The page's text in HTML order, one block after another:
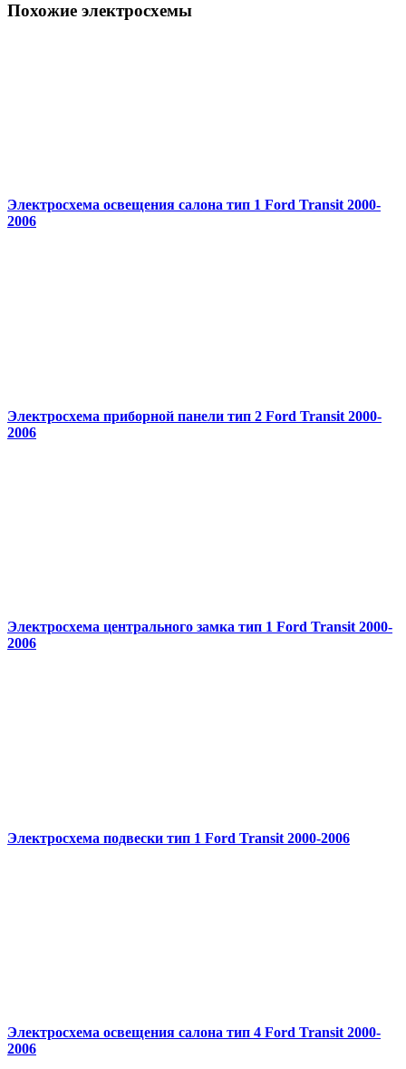
Похожие электросхемы
Электросхема освещения салона тип 1 Ford Transit 2000-
2006
Электросхема приборной панели тип 2 Ford Transit 2000-
2006
Электросхема центрального замка тип 1 Ford Transit 2000-
2006
Электросхема подвески тип 1 Ford Transit 2000-2006
Электросхема освещения салона тип 4 Ford Transit 2000-
2006